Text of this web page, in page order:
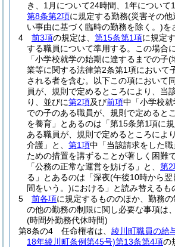
き、1月について24時間、1年について
第8条第2項に規定する勤務(災害その他
い事由に基づく臨時の勤務を除く。)を
4
前3項の規定は、 第15条第1項に規定
する職員について準用する。
この場合
「小学校就学の始期に達するまでの子(
業等に関する法律第2条第1項において
される者を含む。以下この項において
員が、規則で定めるところにより、当
り、並びに第2項及び前項中「小学校
での子のある職員が、規則で定めると
を養育」とあるのは「第15条第1項に
ある職員が、規則で定めるところによ
介護」と、 第1項中「当該請求をした
ための措置を講ずることが著しく困難
「公務の正常な運営を妨げる」と、 第2
る」とあるのは「深夜(午後10時から
間をいう。)における」と読み替えるも
5
前各項に規定するもののほか、勤務
の他の勤務の制限に関し必要な事項は
(時間外勤務代休時間)
第8条の4
任命権者は、 綾川町職員の給
18年綾川町条例第45号)第13条第4項の